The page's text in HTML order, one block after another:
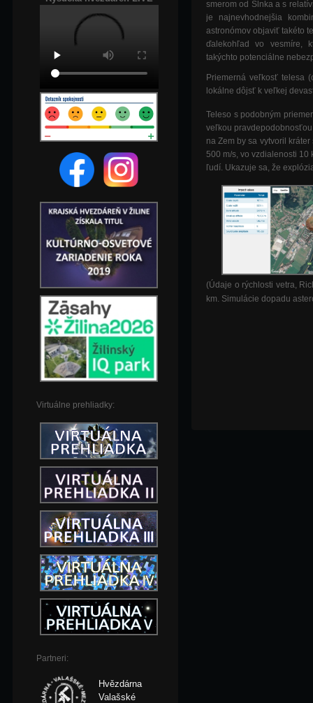
Virtuálne prehliadky:
Partneri:
Hvězdárna
Valašské
smerom od Slnka a s
je najnevhodnejšia
astronómov objaviť takéto
ďalekohľad vo vesmíre,
takýchto potenciálne
Priemerná veľkosť telesa
lokálne dôjsť k veľkej
Teleso s podobným
veľkou
na Zem by sa vytvoril
500 m/s, vo vzdialenosti 10
ľudí. Ukazuje sa, že
(Údaje o rýchlosti vetra,
km. Simulácie dopadu